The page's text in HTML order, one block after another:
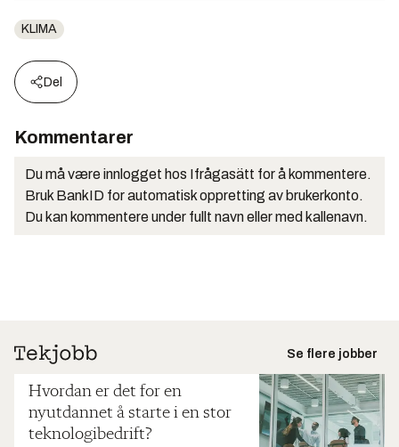
KLIMA
Del
Kommentarer
Du må være innlogget hos Ifrågasätt for å kommentere.
Bruk BankID for automatisk oppretting av brukerkonto.
Du kan kommentere under fullt navn eller med kallenavn.
Se flere jobber
Hvordan er det for en
nyutdannet å starte i en stor
teknologibedrift?